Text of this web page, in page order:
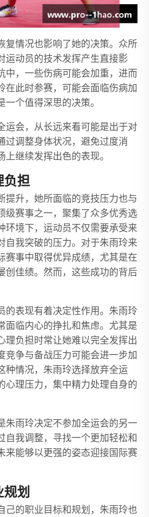
复情况也影响了她的决策。众所
运动员的技术发挥产生直接影
中，一些伤病可能会加重，进而
在此时参赛，可能会面临伤病加
个值得深思的决策。
运会，从长远来看可能是出于对
过调整身体状况，避免过度消
继续发挥出色的表现。
负担
提升，她所面临的竞技压力也与
级赛事之一，聚集了众多优秀选
环境下，运动员不仅需要承受来
自我突破的压力。对于朱雨玲来
赛事中取得优异成绩，尤其是在
创佳绩。然而，这些成功的背后
的表现有着决定性作用。朱雨玲
面临内心的挣扎和焦虑。尤其是
理负担时常让她难以完全发挥出
竞争与备战压力可能会进一步加
种情况，朱雨玲选择放弃全运
心理压力，集中精力处理自身的
朱雨玲决定不参加全运会的另一
自我调整，寻找一个更加轻松和
来能够以更强的姿态迎接国际赛
划
己的职业目标和规划，朱雨玲也